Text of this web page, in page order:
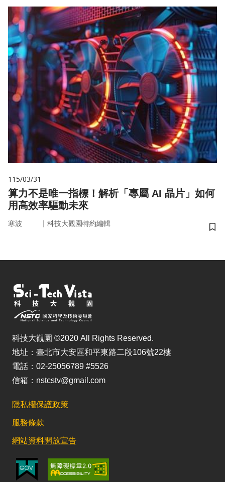
115/03/31
算力不是唯一指標！解析「專屬 AI 晶片」如何
用高效率驅動未來
寒波 ｜ 科技大觀園特約編輯
儲
科技大觀園 ©2020 All Rights Reserved.
地址：臺北市大安區和平東路二段106號22樓
電話：02-25056789 #5526
信箱：nstcstv@gmail.com
隱私權保護政策
服務條款
網站資料開放宣告